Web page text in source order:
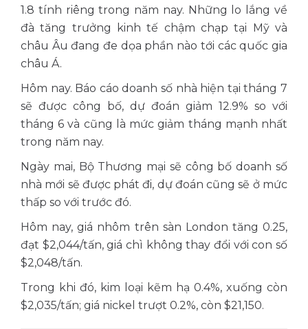
1.8 tính riêng trong năm nay. Những lo lắng về
đà tăng trưởng kinh tế chậm chạp tại Mỹ và
châu Âu đang đe dọa phần nào tới các quốc gia
châu Á.
Hôm nay. Báo cáo doanh số nhà hiện tại tháng 7
sẽ được công bố, dự đoán giảm 12.9% so với
tháng 6 và cũng là mức giảm tháng mạnh nhất
trong năm nay.
Ngày mai, Bộ Thương mại sẽ công bố doanh số
nhà mới sẽ được phát đi, dự đoán cũng sẽ ở mức
thấp so với trước đó.
Hôm nay, giá nhôm trên sàn London tăng 0.25,
đạt $2,044/tấn, giá chì không thay đổi với con số
$2,048/tấn.
Trong khi đó, kim loại kẽm hạ 0.4%, xuống còn
$2,035/tấn; giá nickel trượt 0.2%, còn $21,150.